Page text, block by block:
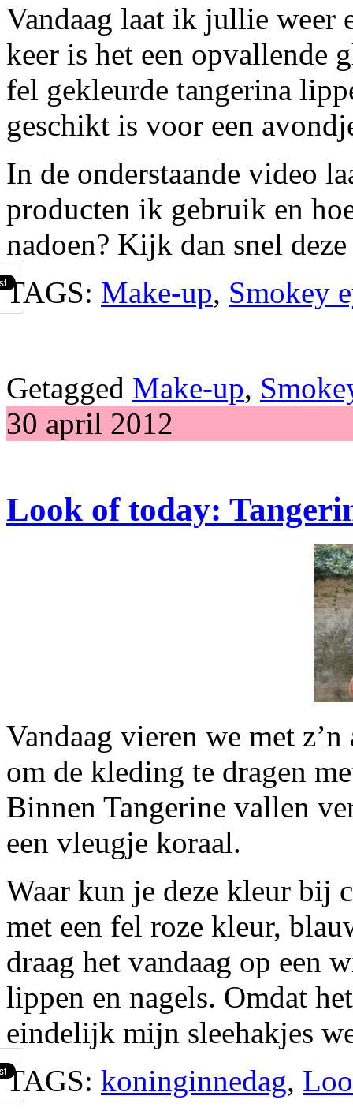
Vandaag laat ik jullie weer
keer is het een opvallende
fel gekleurde tangerina
geschikt is voor een
In de onderstaande video
producten ik gebruik en
nadoen? Kijk dan snel
TAGS: Make-up, Smokey
Getagged Make-up,
30 april 2012
Look of today:
Vandaag vieren we met
om de kleding te dragen
Binnen Tangerine vallen
een vleugje koraal.
Waar kun je deze kleur bij
met een fel roze kleur,
draag het vandaag op een
lippen en nagels. Omdat
eindelijk mijn sleehakjes
TAGS: koninginnedag,